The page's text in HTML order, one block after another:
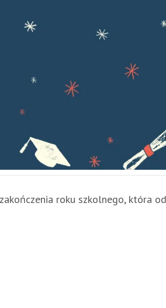
roku szkolnego, która